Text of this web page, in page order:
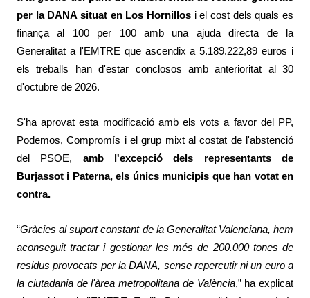
per la DANA situat en Los Hornillos i el cost dels quals es
finança al 100 per 100 amb una ajuda directa de la
Generalitat a l'EMTRE que ascendix a 5.189.222,89 euros i
els treballs han d'estar conclosos amb anterioritat al 30
d'octubre de 2026.
S'ha aprovat esta modificació amb els vots a favor del PP,
Podemos, Compromís i el grup mixt al costat de l'abstenció
del PSOE, amb l'excepció dels representants de
Burjassot i Paterna, els únics municipis que han votat en
contra.
“Gràcies al suport constant de la Generalitat Valenciana, hem
aconseguit tractar i gestionar les més de 200.000 tones de
residus provocats per la DANA, sense repercutir ni un euro a
la ciutadania de l'àrea metropolitana de València,” ha explicat